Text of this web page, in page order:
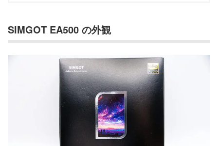
SIMGOT EA500 の外観